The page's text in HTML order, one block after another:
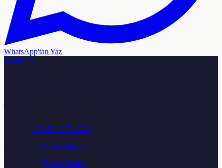
WhatsApp'tan Yaz
TabelaTR
+90 532 372 39 32
info@tabelatr.com
Mesaj Gonder